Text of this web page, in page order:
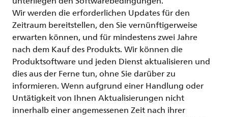
Wir werden die erforderlichen Updates für den
Zeitraum bereitstellen, den Sie vernünftigerweise
erwarten können, und für mindestens zwei Jahre
nach dem Kauf des Produkts. Wir können die
Produktsoftware und jeden Dienst aktualisieren und
dies aus der Ferne tun, ohne Sie darüber zu
informieren. Wenn aufgrund einer Handlung oder
Untätigkeit von Ihnen Aktualisierungen nicht
innerhalb einer angemessenen Zeit nach ihrer